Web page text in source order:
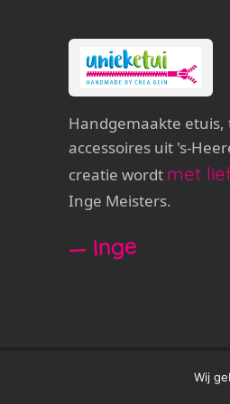
Handgemaakte etuis,
accessoires uit 's-
creatie wordt met
Inge Meisters.
— Inge
© 2026 Unieketui — Wij